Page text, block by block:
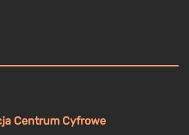
Centrum Cyfrowe